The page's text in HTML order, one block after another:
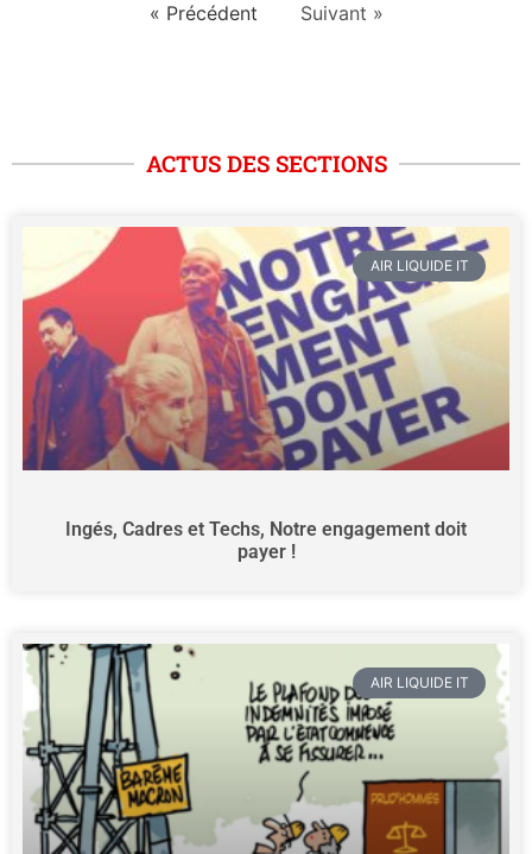
« Précédent Suivant »
ACTUS DES SECTIONS
AIR LIQUIDE IT
Ingés, Cadres et Techs, Notre engagement doit
payer !
AIR LIQUIDE IT